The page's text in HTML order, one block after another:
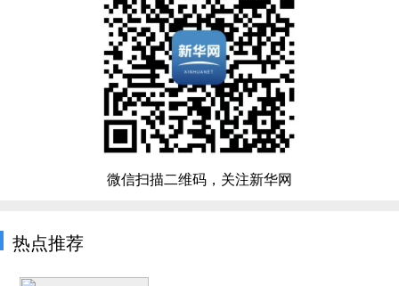
微信扫描二维码，关注新华网
热点推荐